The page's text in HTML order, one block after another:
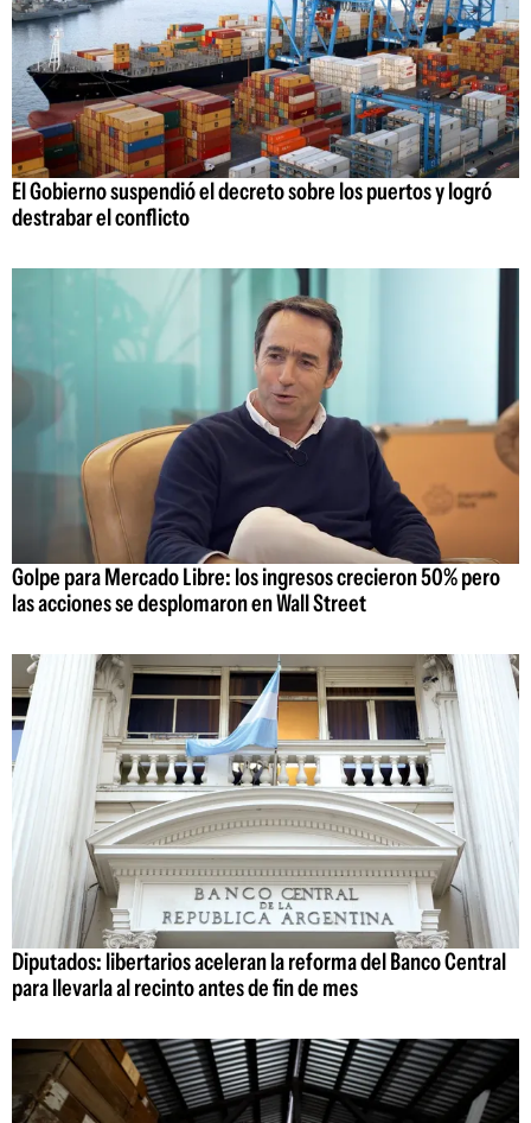
El Gobierno suspendió el decreto sobre los puertos y logró
destrabar el conflicto
Golpe para Mercado Libre: los ingresos crecieron 50% pero
las acciones se desplomaron en Wall Street
Diputados: libertarios aceleran la reforma del Banco Central
para llevarla al recinto antes de fin de mes